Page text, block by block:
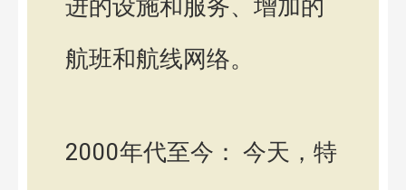
进的设施和服务、增加的
航班和航线网络。
2000年代至今： 今天，特